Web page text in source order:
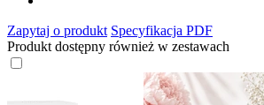
Zapytaj o produkt Specyfikacja PDF
Produkt dostępny również w zestawach